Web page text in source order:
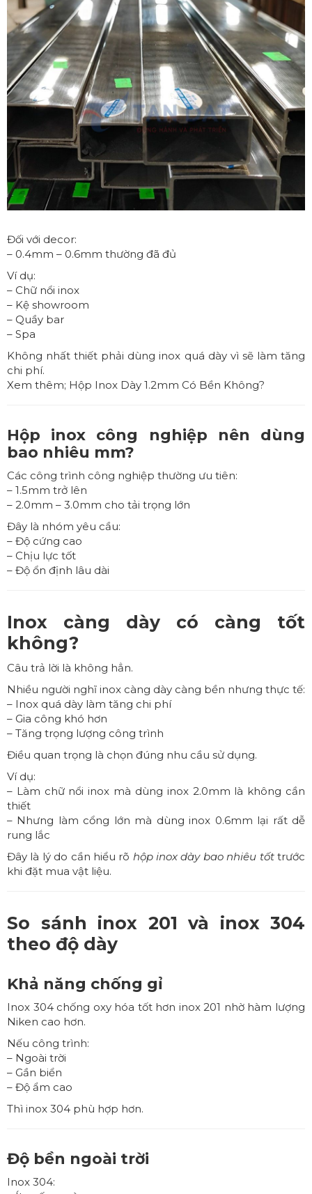
Đối với decor:
– 0.4mm – 0.6mm thường đã đủ
Ví dụ:
– Chữ nổi inox
– Kệ showroom
– Quầy bar
– Spa
Không nhất thiết phải dùng inox quá dày vì sẽ làm tăng
chi phí.
Xem thêm; Hộp Inox Dày 1.2mm Có Bền Không?
Hộp inox công nghiệp nên dùng
bao nhiêu mm?
Các công trình công nghiệp thường ưu tiên:
– 1.5mm trở lên
– 2.0mm – 3.0mm cho tải trọng lớn
Đây là nhóm yêu cầu:
– Độ cứng cao
– Chịu lực tốt
– Độ ổn định lâu dài
Inox càng dày có càng tốt
không?
Câu trả lời là không hẳn.
Nhiều người nghĩ inox càng dày càng bền nhưng thực tế:
– Inox quá dày làm tăng chi phí
– Gia công khó hơn
– Tăng trọng lượng công trình
Điều quan trọng là chọn đúng nhu cầu sử dụng.
Ví dụ:
– Làm chữ nổi inox mà dùng inox 2.0mm là không cần
thiết
– Nhưng làm cổng lớn mà dùng inox 0.6mm lại rất dễ
rung lắc
Đây là lý do cần hiểu rõ hộp inox dày bao nhiêu tốttrước
khi đặt mua vật liệu.
So sánh inox 201 và inox 304
theo độ dày
Khả năng chống gỉ
Inox 304 chống oxy hóa tốt hơn inox 201 nhờ hàm lượng
Niken cao hơn.
Nếu công trình:
– Ngoài trời
– Gần biển
– Độ ẩm cao
Thì inox 304 phù hợp hơn.
Độ bền ngoài trời
Inox 304: